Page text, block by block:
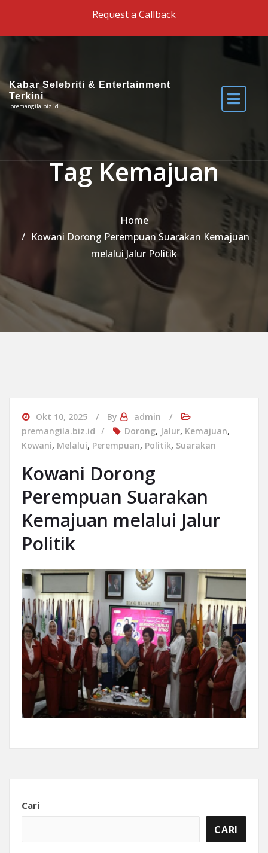
Request a Callback
Kabar Selebriti & Entertainment
Terkini
premangila.biz.id
Tag Kemajuan
Home
Kowani Dorong Perempuan Suarakan Kemajuan
melalui Jalur Politik
Okt 10, 2025 By
admin
premangila.biz.id
Dorong, Jalur, Kemajuan,
Kowani, Melalui, Perempuan, Politik, Suarakan
Kowani Dorong
Perempuan Suarakan
Kemajuan melalui Jalur
Politik
Cari
CARI